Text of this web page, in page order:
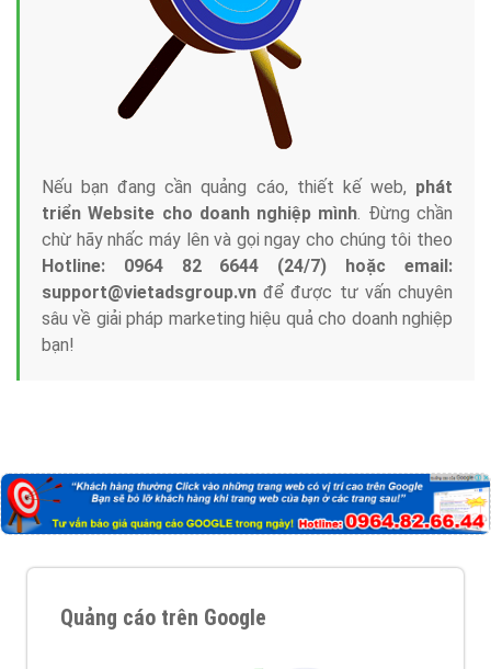
Nếu bạn đang cần quảng cáo, thiết kế web, phát
triển Website cho doanh nghiệp mình. Đừng chần
chừ hãy nhấc máy lên và gọi ngay cho chúng tôi theo
Hotline: 0964 82 6644 (24/7) hoặc email:
support@vietadsgroup.vn để được tư vấn chuyên
sâu về giải pháp marketing hiệu quả cho doanh nghiệp
bạn!
Quảng cáo trên Google